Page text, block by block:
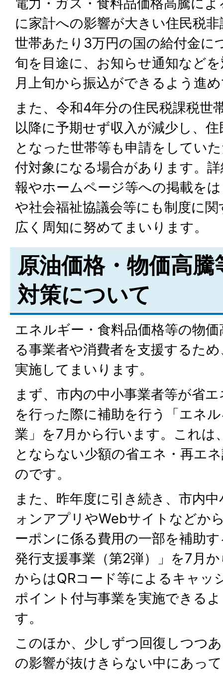
に家計への影響が大きい住民税
世帯あたり3万円の国の給付金に
旬を目途に、お知らせ通知など
月上旬から振込ができるよう進
また、令和4年分の住民税課税世
以降に予期せず収入が減少し、
となった世帯等も申請をしてい
付対象になる場合があります。
報やホームページ等への掲載を
や社会福祉協議会等にも制度に
広く周知に努めてまいります。
原油価格・物価高
対策について
エネルギー・食料品価格等の物
る事業者や消費者を支援するた
実施してまいります。
まず、市内の中小事業者等が省
を行った際に補助を行う「エネ
業」を7月から行います。これは
とならない少額の省エネ・再エ
のです。
また、昨年度に引き続き、市内
ォンアプリやWebサイトなどか
ーポンに係る費用の一部を補助
発行支援事業（第2弾）」を7月
からはQRコード等によるキャッ
ポイント付与事業を実施できる
す。
このほか、少しずつ回復しつつ
の影響が抜けきらない中にあっ